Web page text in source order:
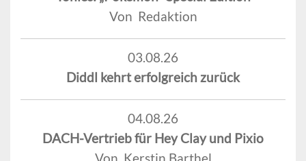
Von Redaktion
03.08.26
Diddl kehrt erfolgreich zurück
04.08.26
DACH-Vertrieb für Hey Clay und Pixio
Von Kerstin Barthel